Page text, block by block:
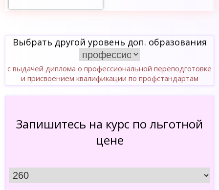
Выбрать другой уровень доп. образования
с выдачей диплома о профессиональной переподготовке
и присвоением квалификации по профстандартам
Запишитесь на курс по льготной
цене